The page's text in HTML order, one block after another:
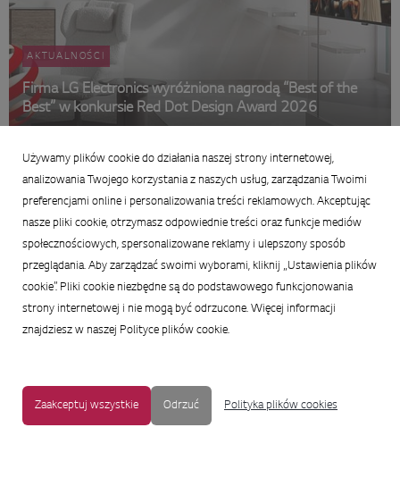
AKTUALNOŚCI
Firma LG Electronics wyróżniona nagrodą “Best of the
Best” w konkursie Red Dot Design Award 2026
Podsumowanie wiadomości
Używamy plików cookie do działania naszej strony internetowej,
analizowania Twojego korzystania z naszych usług, zarządzania Twoimi
preferencjami online i personalizowania treści reklamowych. Akceptując
nasze pliki cookie, otrzymasz odpowiednie treści oraz funkcje mediów
społecznościowych, spersonalizowane reklamy i ulepszony sposób
przeglądania. Aby zarządzać swoimi wyborami, kliknij „Ustawienia plików
cookie”. Pliki cookie niezbędne są do podstawowego funkcjonowania
strony internetowej i nie mogą być odrzucone. Więcej informacji
znajdziesz w naszej Polityce plików cookie.
Zaakceptuj wszystkie Odrzuć Polityka plików cookies